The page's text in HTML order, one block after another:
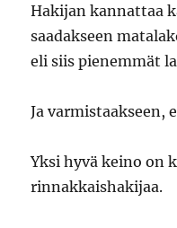
Hakijan kannattaa
saadakseen
eli siis pienemmät
Ja varmistaakseen,
Yksi hyvä keino on
rinnakkaishakijaa.